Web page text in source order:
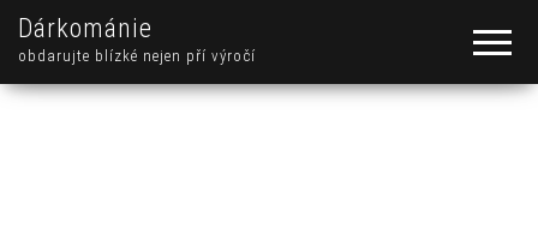
Dárkománie
obdarujte blízké nejen pří výročí